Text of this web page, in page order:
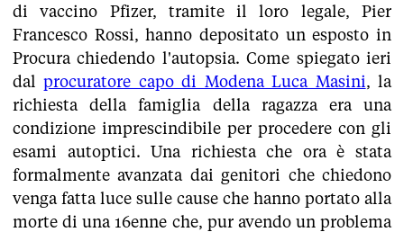
di vaccino Pfizer, tramite il loro legale, Pier
Francesco Rossi, hanno depositato un esposto in
Procura chiedendo l'autopsia. Come spiegato ieri
dalprocuratore capo di Modena Luca Masini, la
richiesta della famiglia della ragazza era una
condizione imprescindibile per procedere con gli
esami autoptici. Una richiesta che ora è stata
formalmente avanzata dai genitori che chiedono
venga fatta luce sulle cause che hanno portato alla
morte di una 16enne che, pur avendo un problema